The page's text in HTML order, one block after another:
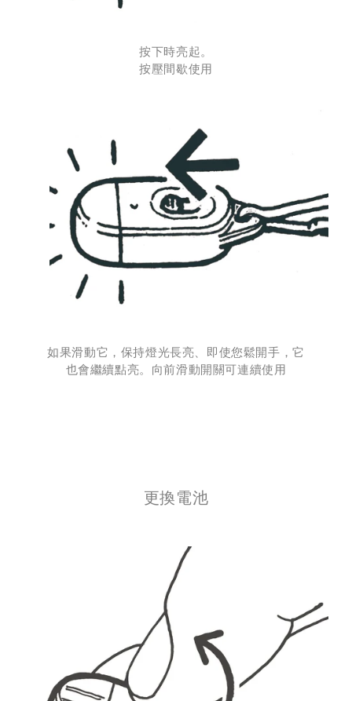
按下時亮起。
按壓間歇使用
如果滑動它，保持燈光長亮、即使您鬆開手，它
也會繼續點亮。向前滑動開關可連續使用
更換電池